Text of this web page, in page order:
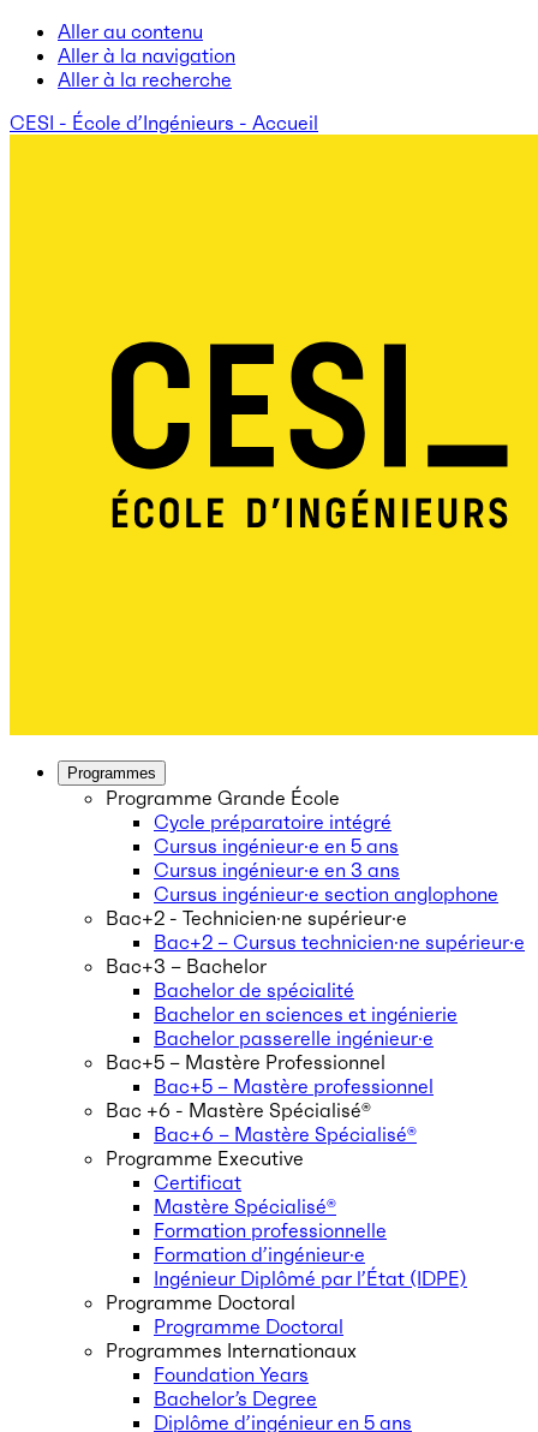
Aller au contenu
Aller à la navigation
Aller à la recherche
CESI - École d’Ingénieurs - Accueil
Programmes
Programme Grande École
Cycle préparatoire intégré
Cursus ingénieur·e en 5 ans
Cursus ingénieur·e en 3 ans
Cursus ingénieur·e section anglophone
Bac+2 - Technicien·ne supérieur·e
Bac+2 – Cursus technicien·ne supérieur·e
Bac+3 – Bachelor
Bachelor de spécialité
Bachelor en sciences et ingénierie
Bachelor passerelle ingénieur·e
Bac+5 – Mastère Professionnel
Bac+5 – Mastère professionnel
Bac +6 - Mastère Spécialisé®
Bac+6 – Mastère Spécialisé®
Programme Executive
Certificat
Mastère Spécialisé®
Formation professionnelle
Formation d’ingénieur·e
Ingénieur Diplômé par l’État (IDPE)
Programme Doctoral
Programme Doctoral
Programmes Internationaux
Foundation Years
Bachelor’s Degree
Diplôme d’ingénieur en 5 ans